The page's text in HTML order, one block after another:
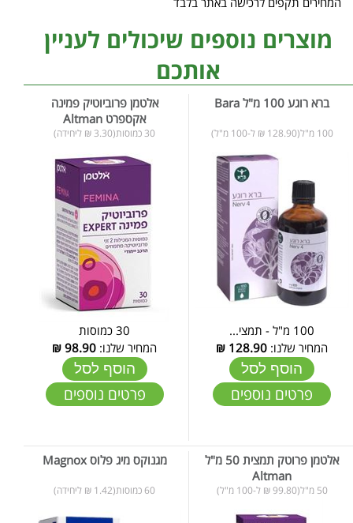
מוצרים נוספים שיכולים לעניין
אותכם
ברא רוגע 100 מ"ל Bara
100 מ"ל(128.90 ₪ ל-100 מ"ל)
100 מ"ל - תמצי...
המחיר שלנו: 128.90
₪
הוסף לסל
פרטים נוספים
אלטמן פרוביוטיק פמינה
אקספרט Altman
30 כמוסות(3.30 ₪ ליחידה)
30 כמוסות
המחיר שלנו: 98.90
₪
הוסף לסל
פרטים נוספים
אלטמן פרוטק תמצית 50 מ"ל
Altman
50 מ"ל(99.80 ₪ ל-100 מ"ל)
מגנוקס מיג פלוס Magnox
60 כמוסות(1.42 ₪ ליחידה)